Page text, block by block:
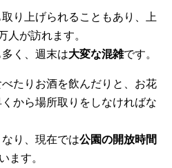
り上げられることもあり、上
人が訪れます。
く、週末は大変な混雑です。
たりお酒を飲んだりと、お花
から場所取りをしなければな
り、現在では公園の開放時間
ます。